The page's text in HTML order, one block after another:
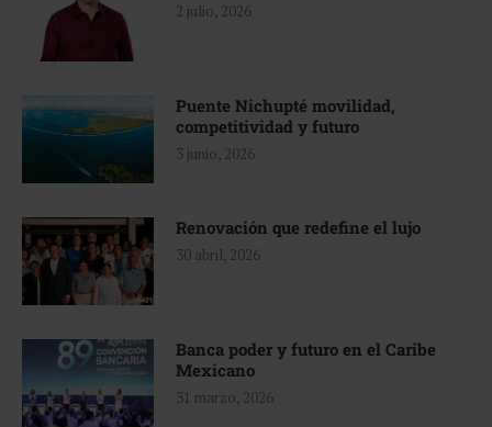
2 julio, 2026
Puente Nichupté movilidad,
competitividad y futuro
3 junio, 2026
Renovación que redefine el lujo
30 abril, 2026
Banca poder y futuro en el Caribe
Mexicano
31 marzo, 2026